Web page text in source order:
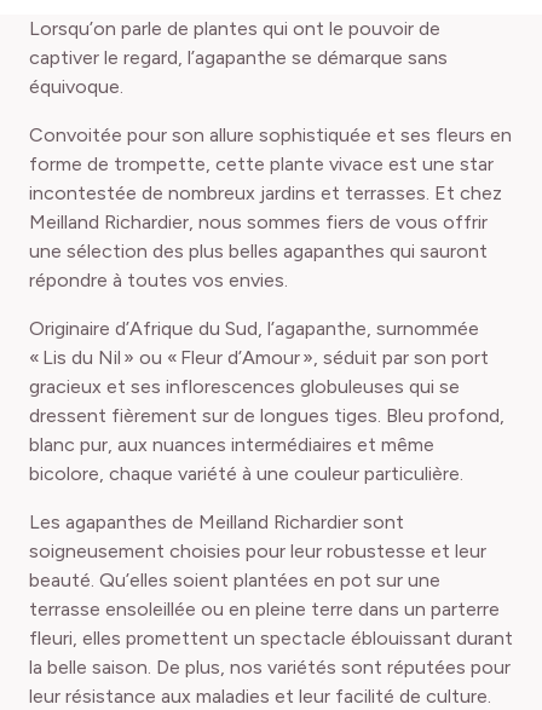
Lorsqu’on parle de plantes qui ont le pouvoir de
captiver le regard, l’agapanthe se démarque sans
équivoque.
Convoitée pour son allure sophistiquée et ses fleurs en
forme de trompette, cette plante vivace est une star
incontestée de nombreux jardins et terrasses. Et chez
Meilland Richardier, nous sommes fiers de vous offrir
une sélection des plus belles agapanthes qui sauront
répondre à toutes vos envies.
Originaire d’Afrique du Sud, l’agapanthe, surnommée
« Lis du Nil » ou « Fleur d’Amour », séduit par son port
gracieux et ses inflorescences globuleuses qui se
dressent fièrement sur de longues tiges. Bleu profond,
blanc pur, aux nuances intermédiaires et même
bicolore, chaque variété à une couleur particulière.
Les agapanthes de Meilland Richardier sont
soigneusement choisies pour leur robustesse et leur
beauté. Qu’elles soient plantées en pot sur une
terrasse ensoleillée ou en pleine terre dans un parterre
fleuri, elles promettent un spectacle éblouissant durant
la belle saison. De plus, nos variétés sont réputées pour
leur résistance aux maladies et leur facilité de culture.